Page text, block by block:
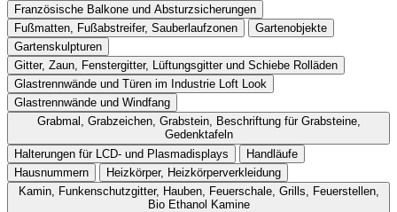
Französische Balkone und Absturzsicherungen
Fußmatten, Fußabstreifer, Sauberlaufzonen
Gartenobjekte
Gartenskulpturen
Gitter, Zaun, Fenstergitter, Lüftungsgitter und Schiebe Rolläden
Glastrennwände und Türen im Industrie Loft Look
Glastrennwände und Windfang
Grabmal, Grabzeichen, Grabstein, Beschriftung für Grabsteine,
Gedenktafeln
Halterungen für LCD- und Plasmadisplays
Handläufe
Hausnummern
Heizkörper, Heizkörperverkleidung
Kamin, Funkenschutzgitter, Hauben, Feuerschale, Grills, Feuerstellen,
Bio Ethanol Kamine